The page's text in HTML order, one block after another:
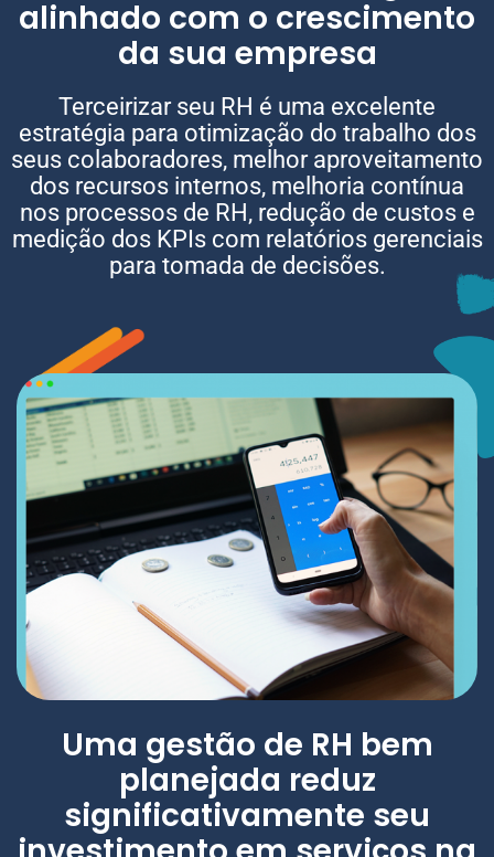
alinhado com o crescimento
da sua empresa
Terceirizar seu RH é uma excelente
estratégia para otimização do trabalho dos
seus colaboradores, melhor aproveitamento
dos recursos internos, melhoria contínua
nos processos de RH, redução de custos e
medição dos KPIs com relatórios gerenciais
para tomada de decisões.
Uma gestão de RH bem
planejada reduz
significativamente seu